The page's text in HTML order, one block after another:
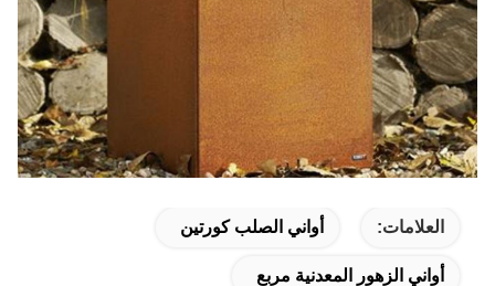
العلامات: أواني الصلب كورتين
أواني الزهور المعدنية مربع